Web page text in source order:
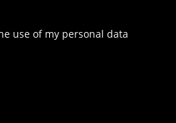
my personal data
use of my personal data